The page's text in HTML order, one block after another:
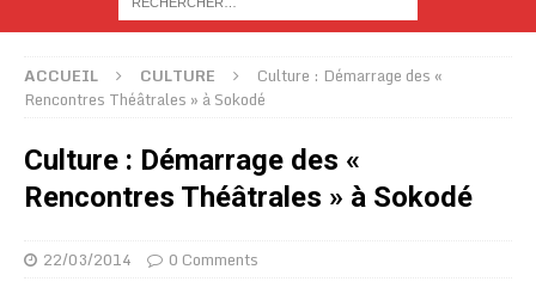
ACCUEIL CULTURE
Culture : Démarrage des «
Rencontres Théâtrales » à Sokodé
Culture : Démarrage des «
Rencontres Théâtrales » à Sokodé
22/03/2014 0 Comments